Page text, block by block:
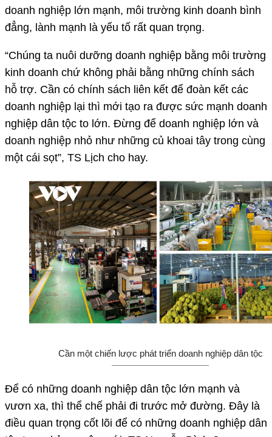
doanh nghiệp lớn mạnh, môi trường kinh doanh bình
đẳng, lành mạnh là yếu tố rất quan trọng.
“Chúng ta nuôi dưỡng doanh nghiệp bằng môi trường
kinh doanh chứ không phải bằng những chính sách
hỗ trợ. Cần có chính sách liên kết để đoàn kết các
doanh nghiệp lại thì mới tạo ra được sức mạnh doanh
nghiệp dân tộc to lớn. Đừng để doanh nghiệp lớn và
doanh nghiệp nhỏ như những củ khoai tây trong cùng
một cái sọt”, TS Lịch cho hay.
Cần một chiến lược phát triển doanh nghiệp dân tộc
Để có những doanh nghiệp dân tộc lớn mạnh và
vươn xa, thì thể chế phải đi trước mở đường. Đây là
điều quan trọng cốt lõi để có những doanh nghiệp dân